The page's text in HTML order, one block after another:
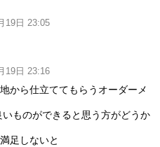
日 23:05
日 23:16
から仕立ててもらうオーダーメ
ものができると思う方がどうか
足しないと